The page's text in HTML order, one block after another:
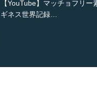
【YouTube】マッチョフリー
ギネス世界記録…